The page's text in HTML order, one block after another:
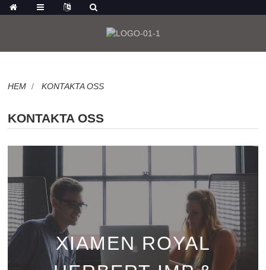
HEM KONTAKTA OSS
KONTAKTA OSS
XIAMEN ROYAL